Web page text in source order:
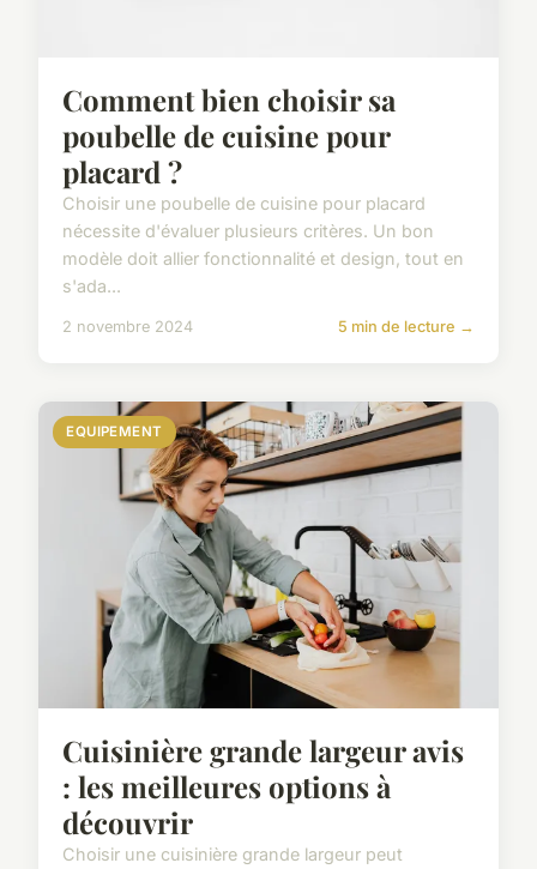
Comment bien choisir sa
poubelle de cuisine pour
placard ?
Choisir une poubelle de cuisine pour placard
nécessite d'évaluer plusieurs critères. Un bon
modèle doit allier fonctionnalité et design, tout en
s'ada...
2 novembre 2024 5 min de lecture →
EQUIPEMENT
Cuisinière grande largeur avis
: les meilleures options à
découvrir
Choisir une cuisinière grande largeur peut